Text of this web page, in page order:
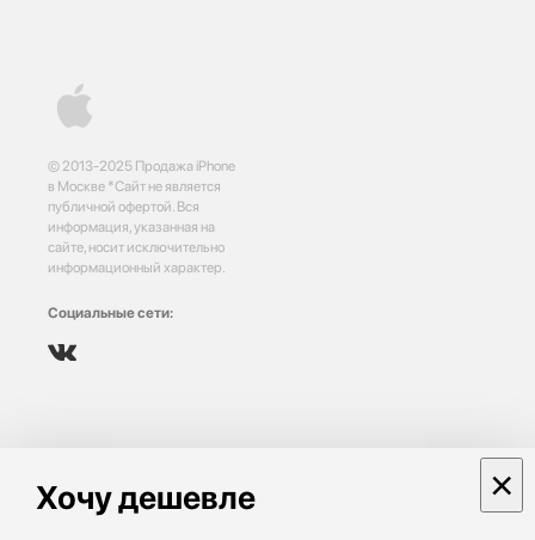
© 2013-2025 Продажа iPhone
в Москве *Сайт не является
публичной офертой. Вся
информация, указанная на
сайте, носит исключительно
информационный характер.
Социальные сети:
Хочу дешевле ×